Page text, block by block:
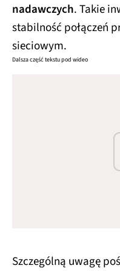
nadawczych. Takie
stabilność połączeń
sieciowym.
Dalsza część tekstu pod wideo
Szczególną uwagę